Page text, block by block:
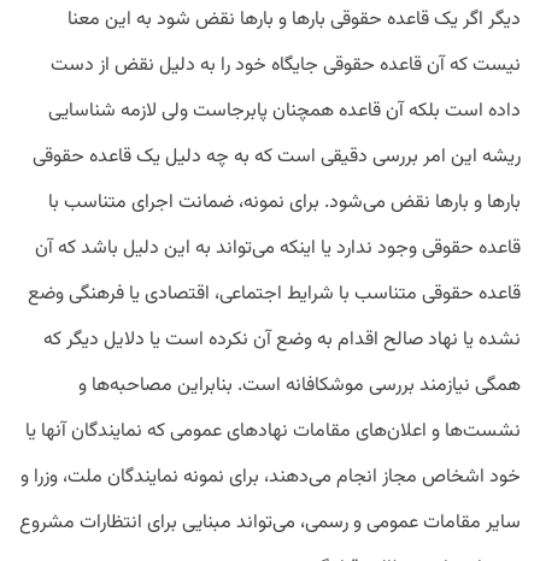
دیگر اگر یک قاعده حقوقی بارها و بارها نقض شود به این معنا
نیست که آن قاعده حقوقی جایگاه خود را به دلیل نقض از دست
داده است بلکه آن قاعده همچنان پابرجاست ولی لازمه شناسایی
ریشه این امر بررسی دقیقی است که به چه دلیل یک قاعده حقوقی
بارها و بارها نقض می‌شود. برای نمونه، ضمانت اجرای متناسب با
قاعده حقوقی وجود ندارد یا اینکه می‌تواند به این دلیل باشد که آن
قاعده حقوقی متناسب با شرایط اجتماعی، اقتصادی یا فرهنگی وضع
نشده یا نهاد صالح اقدام به وضع آن نکرده است یا دلایل دیگر که
همگی نیازمند بررسی موشکافانه است. بنابراین مصاحبه‌ها و
نشست‌ها و اعلان‌های مقامات نهادهای عمومی که نمایندگان آنها یا
خود اشخاص مجاز انجام می‌دهند، برای نمونه نمایندگان ملت، وزرا و
سایر مقامات عمومی و رسمی، می‌تواند مبنایی برای انتظارات مشروع